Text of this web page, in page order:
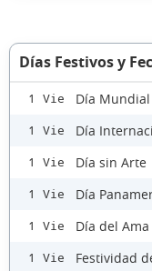
Días Festivos y
1 Vie Día
1 Vie Día
1 Vie Día sin Arte
1 Vie Día
1 Vie Día del Ama
1 Vie Festividad